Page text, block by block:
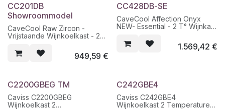
CC201DB
Showroommodel
CaveCool Raw Zircon -
Vrijstaande Wijnkoelkast - 2
949,59 €
CC428DB-SE
CaveCool Affection Onyx
NEW- Essential - 2 T° Wijnkast
1.569,42 €
C2200GBEG TM
Caviss C2200GBEG
Wijnkoelkast 2
C242GBE4
Caviss C242GBE4
Wijnkoelkast 2 Temperaturen